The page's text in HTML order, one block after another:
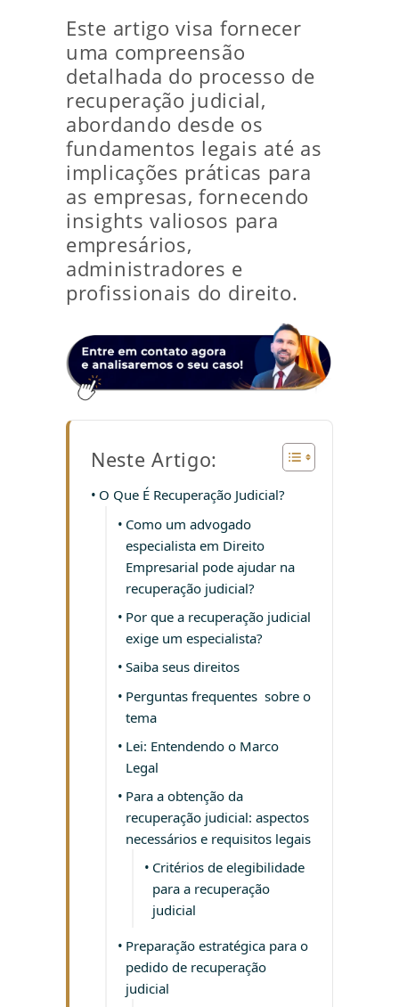
Este artigo visa fornecer
uma compreensão
detalhada do processo de
recuperação judicial,
abordando desde os
fundamentos legais até as
implicações práticas para
as empresas, fornecendo
insights valiosos para
empresários,
administradores e
profissionais do direito.
Neste Artigo:
O Que É Recuperação Judicial?
Como um advogado
especialista em Direito
Empresarial pode ajudar na
recuperação judicial?
Por que a recuperação judicial
exige um especialista?
Saiba seus direitos
Perguntas frequentes sobre o
tema
Lei: Entendendo o Marco
Legal
Para a obtenção da
recuperação judicial: aspectos
necessários e requisitos legais
Critérios de elegibilidade
para a recuperação
judicial
Preparação estratégica para o
pedido de recuperação
judicial